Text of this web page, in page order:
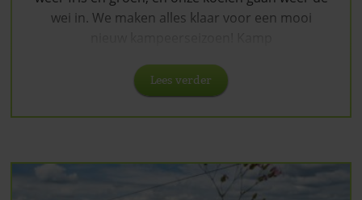
wei in. We maken alles klaar voor een mooi
Lees verder